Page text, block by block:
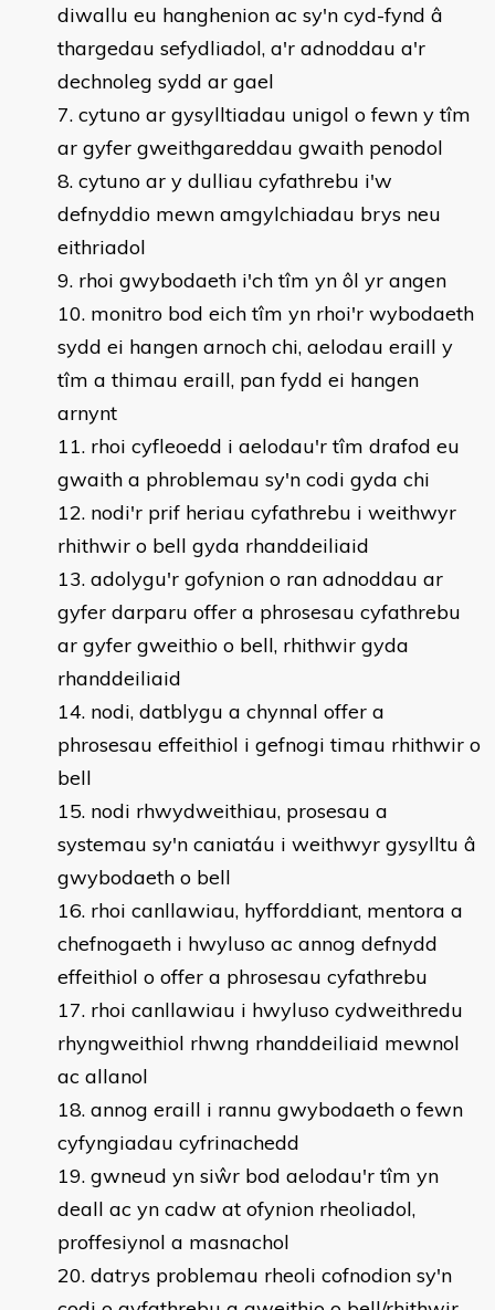
diwallu eu hanghenion ac sy'n cyd-fynd â
thargedau sefydliadol, a'r adnoddau a'r
dechnoleg sydd ar gael
cytuno ar gysylltiadau unigol o fewn y tîm
ar gyfer gweithgareddau gwaith penodol
cytuno ar y dulliau cyfathrebu i'w
defnyddio mewn amgylchiadau brys neu
eithriadol
rhoi gwybodaeth i'ch tîm yn ôl yr angen
monitro bod eich tîm yn rhoi'r wybodaeth
sydd ei hangen arnoch chi, aelodau eraill y
tîm a thimau eraill, pan fydd ei hangen
arnynt
rhoi cyfleoedd i aelodau'r tîm drafod eu
gwaith a phroblemau sy'n codi gyda chi
nodi'r prif heriau cyfathrebu i weithwyr
rhithwir o bell gyda rhanddeiliaid
adolygu'r gofynion o ran adnoddau ar
gyfer darparu offer a phrosesau cyfathrebu
ar gyfer gweithio o bell, rhithwir gyda
rhanddeiliaid
nodi, datblygu a chynnal offer a
phrosesau effeithiol i gefnogi timau rhithwir o
bell
nodi rhwydweithiau, prosesau a
systemau sy'n caniatáu i weithwyr gysylltu â
gwybodaeth o bell
rhoi canllawiau, hyfforddiant, mentora a
chefnogaeth i hwyluso ac annog defnydd
effeithiol o offer a phrosesau cyfathrebu
rhoi canllawiau i hwyluso cydweithredu
rhyngweithiol rhwng rhanddeiliaid mewnol
ac allanol
annog eraill i rannu gwybodaeth o fewn
cyfyngiadau cyfrinachedd
gwneud yn siŵr bod aelodau'r tîm yn
deall ac yn cadw at ofynion rheoliadol,
proffesiynol a masnachol
datrys problemau rheoli cofnodion sy'n